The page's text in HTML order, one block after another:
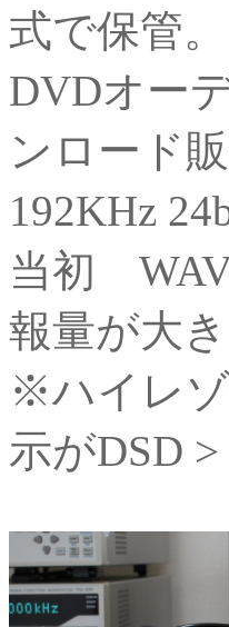
式で保管。
DVDオー
ンロード
192KHz
当初 WAV
報量が大
※ハイレゾ
示がDSD